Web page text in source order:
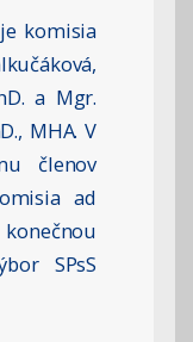
komisia
a Mgr.
MHA. V
členov
ad
SPsS